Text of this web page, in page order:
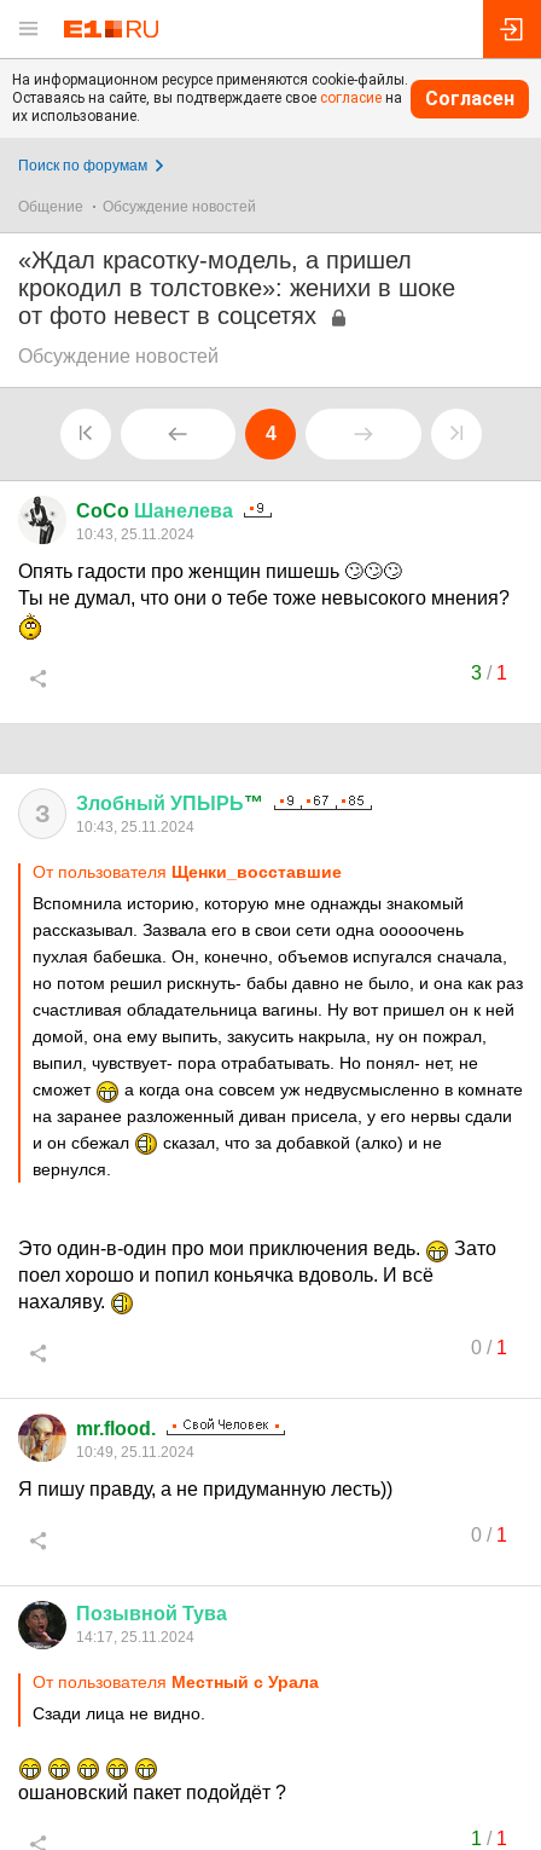
На информационном ресурсе применяются cookie-файлы.
Оставаясь на сайте, вы подтверждаете свое согласие на
их использование.
Согласен
Поиск по форумам
Общение Обсуждение новостей
«Ждал красотку-модель, а пришел
крокодил в толстовке»: женихи в шоке
от фото невест в соцсетях
Обсуждение новостей
4
CoCo Шанелева
10:43, 25.11.2024
Опять гадости про женщин пишешь 🙄🙄🙄
Ты не думал, что они о тебе тоже невысокого мнения?
3/ 1
З Злобный УПЫРЬ™
10:43, 25.11.2024
От пользователя Щенки_восставшие
Вспомнила историю, которую мне однажды знакомый
рассказывал. Зазвала его в свои сети одна ооооочень
пухлая бабешка. Он, конечно, объемов испугался сначала,
но потом решил рискнуть- бабы давно не было, и она как раз
счастливая обладательница вагины. Ну вот пришел он к ней
домой, она ему выпить, закусить накрыла, ну он пожрал,
выпил, чувствует- пора отрабатывать. Но понял- нет, не
сможет
а когда она совсем уж недвусмысленно в комнате
на заранее разложенный диван присела, у его нервы сдали
и он сбежал
сказал, что за добавкой (алко) и не
вернулся.
Это один-в-один про мои приключения ведь.
Зато
поел хорошо и попил коньячка вдоволь. И всё
нахаляву.
0/ 1
mr.flood.
10:49, 25.11.2024
Я пишу правду, а не придуманную лесть))
0/ 1
Позывной Тува
14:17, 25.11.2024
От пользователя Местный с Урала
Сзади лица не видно.
ошановский пакет подойдёт ?
1 / 1